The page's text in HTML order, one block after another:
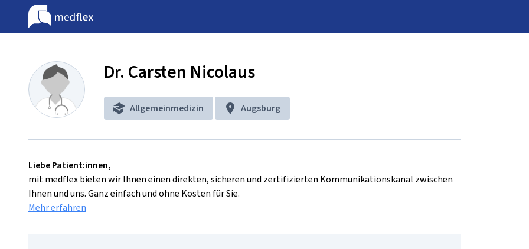
Dr. Carsten Nicolaus
Allgemeinmedizin Augsburg
Liebe Patient:innen,
mit medflex bieten wir Ihnen einen direkten, sicheren und zertifizierten Kommunikationskanal zwischen
Ihnen und uns. Ganz einfach und ohne Kosten für Sie.
Mehr erfahren